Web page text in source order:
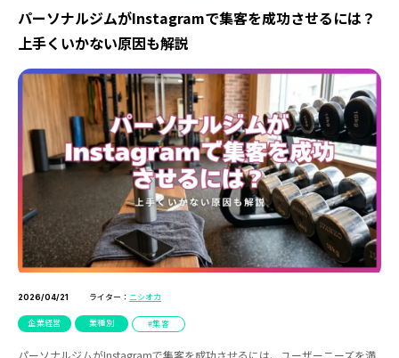
パーソナルジムがInstagramで集客を成功させるには？
上手くいかない原因も解説
2026/04/21 ライター： ニシオカ
企業経営 業種別 集客